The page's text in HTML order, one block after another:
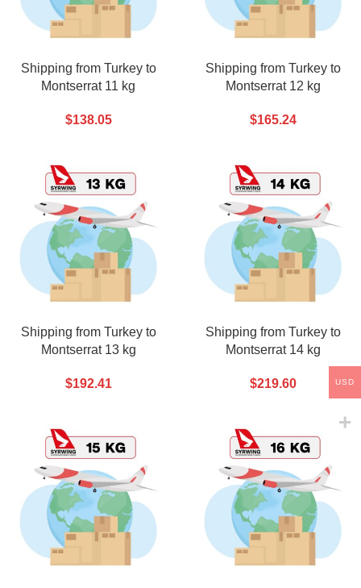
Shipping from Turkey to
Montserrat 11 kg
$138.05
Shipping from Turkey to
Montserrat 12 kg
$165.24
Shipping from Turkey to
Montserrat 13 kg
$192.41
Shipping from Turkey to
Montserrat 14 kg
$219.60 USD